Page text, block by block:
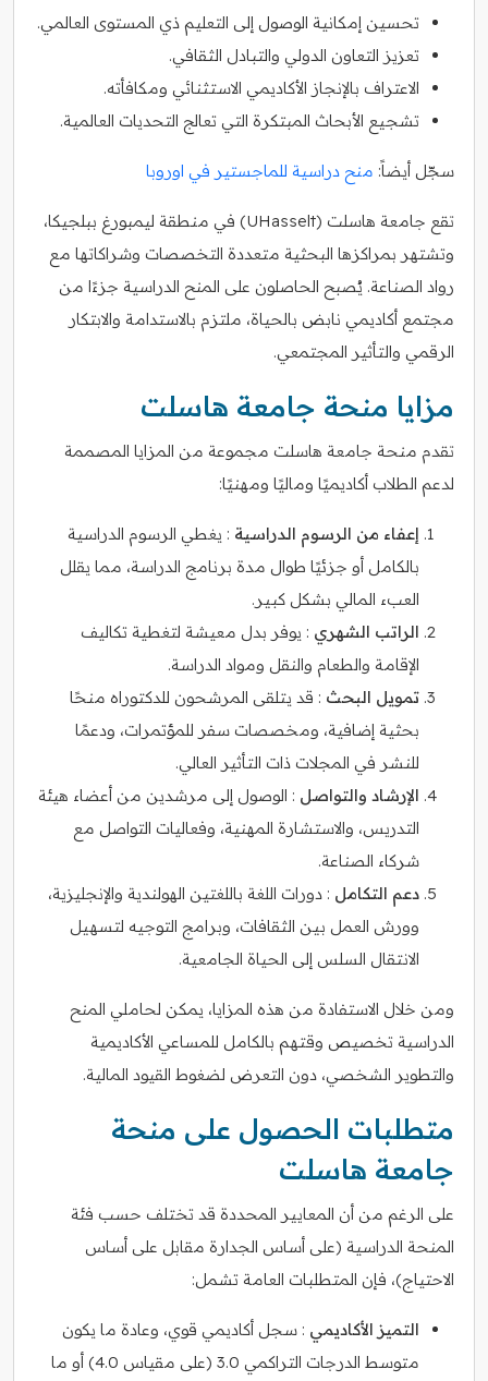
تحسين إمكانية الوصول إلى التعليم ذي المستوى العالمي.
تعزيز التعاون الدولي والتبادل الثقافي.
الاعتراف بالإنجاز الأكاديمي الاستثنائي ومكافأته.
تشجيع الأبحاث المبتكرة التي تعالج التحديات العالمية.
سجّل أيضاً: منح دراسية للماجستير في اوروبا
تقع جامعة هاسلت (UHasselt) في منطقة ليمبورغ ببلجيكا،
وتشتهر بمراكزها البحثية متعددة التخصصات وشراكاتها مع
رواد الصناعة. يُصبح الحاصلون على المنح الدراسية جزءًا من
مجتمع أكاديمي نابض بالحياة، ملتزم بالاستدامة والابتكار
الرقمي والتأثير المجتمعي.
مزايا منحة جامعة هاسلت
تقدم منحة جامعة هاسلت مجموعة من المزايا المصممة
لدعم الطلاب أكاديميًا وماليًا ومهنيًا:
إعفاء من الرسوم الدراسية : يغطي الرسوم الدراسية
بالكامل أو جزئيًا طوال مدة برنامج الدراسة، مما يقلل
العبء المالي بشكل كبير.
الراتب الشهري : يوفر بدل معيشة لتغطية تكاليف
الإقامة والطعام والنقل ومواد الدراسة.
تمويل البحث : قد يتلقى المرشحون للدكتوراه منحًا
بحثية إضافية، ومخصصات سفر للمؤتمرات، ودعمًا
للنشر في المجلات ذات التأثير العالي.
الإرشاد والتواصل : الوصول إلى مرشدين من أعضاء هيئة
التدريس، والاستشارة المهنية، وفعاليات التواصل مع
شركاء الصناعة.
دعم التكامل : دورات اللغة باللغتين الهولندية والإنجليزية،
وورش العمل بين الثقافات، وبرامج التوجيه لتسهيل
الانتقال السلس إلى الحياة الجامعية.
ومن خلال الاستفادة من هذه المزايا، يمكن لحاملي المنح
الدراسية تخصيص وقتهم بالكامل للمساعي الأكاديمية
والتطوير الشخصي، دون التعرض لضغوط القيود المالية.
متطلبات الحصول على منحة
جامعة هاسلت
على الرغم من أن المعايير المحددة قد تختلف حسب فئة
المنحة الدراسية (على أساس الجدارة مقابل على أساس
الاحتياج)، فإن المتطلبات العامة تشمل:
التميز الأكاديمي : سجل أكاديمي قوي، وعادة ما يكون
متوسط ​​الدرجات التراكمي 3.0 (على مقياس 4.0) أو ما